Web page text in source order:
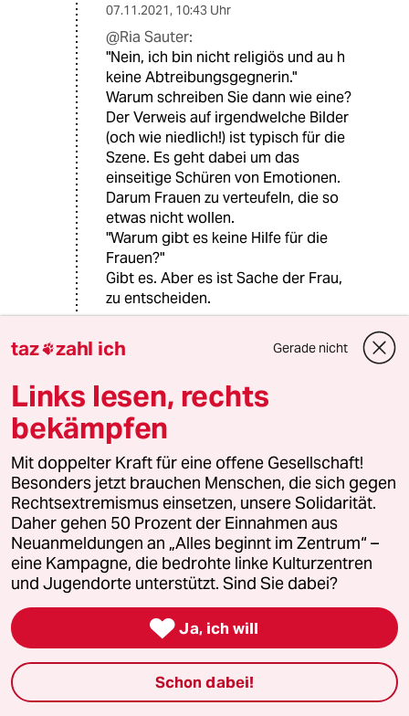
07.11.2021, 10:43 Uhr
@Ria Sauter:
"Nein, ich bin nicht religiös und au h
keine Abtreibungsgegnerin."
Warum schreiben Sie dann wie eine?
Der Verweis auf irgendwelche Bilder
(och wie niedlich!) ist typisch für die
Szene. Es geht dabei um das
einseitige Schüren von Emotionen.
Darum Frauen zu verteufeln, die so
etwas nicht wollen.
"Warum gibt es keine Hilfe für die
Frauen?"
Gibt es. Aber es ist Sache der Frau,
zu entscheiden.
07.11.2021 15:22 Uhr
@warum_denkt_keiner_nach?:
Ich bin einfach ein Mensch. Ich kann
Frauen verstehen, die abtreiben. Nur
der Zeitpunkt ,bis dies geschehen
darf, ist für mein Empfinden zu lang.
Religiös bin ich immer noch nicht und
auch keine Abtreibungsgegnerin.
Welt sehr Schlimmes wiederfährt sind
alle sofort empört.
Wenn man ein Kind in der 12 Woche,
im 3. Monat, legal töten darf ist man
taz zahl ich Gerade nicht
Links lesen, rechts
bekämpfen
Mit doppelter Kraft für eine offene Gesellschaft!
Besonders jetzt brauchen Menschen, die sich gegen
Rechtsextremismus einsetzen, unsere Solidarität.
Daher gehen 50 Prozent der Einnahmen aus
Neuanmeldungen an „Alles beginnt im Zentrum“ –
eine Kampagne, die bedrohte linke Kulturzentren
und Jugendorte unterstützt. Sind Sie dabei?
 Ja, ich will
Schon dabei!